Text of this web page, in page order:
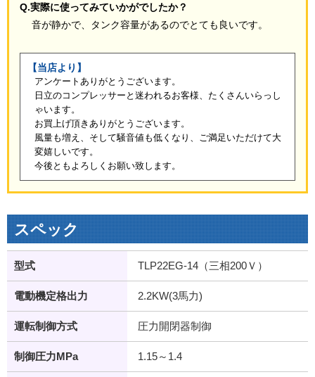
Q.実際に使ってみていかがでしたか？
音が静かで、タンク容量があるのでとても良いです。
【当店より】
アンケートありがとうございます。
日立のコンプレッサーと迷われるお客様、たくさんいらっし
ゃいます。
お買上げ頂きありがとうございます。
風量も増え、そして騒音値も低くなり、ご満足いただけて大
変嬉しいです。
今後ともよろしくお願い致します。
スペック
型式 TLP22EG-14（三相200Ｖ）
電動機定格出力 2.2KW(3馬力)
運転制御方式 圧力開閉器制御
制御圧力MPa 1.15～1.4